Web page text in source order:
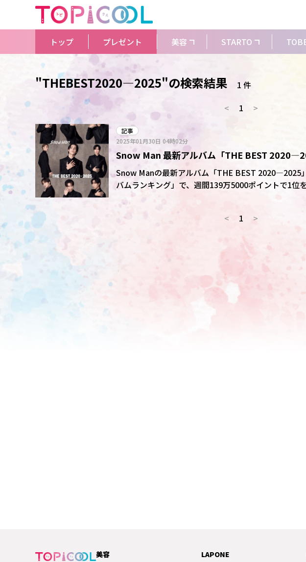
トップ プレゼント 美容 STARTO
"THEBEST2020―2025"の検索結果
1 件
<
1 >
記事
2025年01月30日 04時02分
Snow Man 最新アルバム「THE BEST
録を達成!
Snow Manの最新アルバム「THE BEST 2020―2025
バムランキング」で、週間139万5000ポイントで1位を獲得した。 週間ポイ
24日付けからスタートした同ランキングで歴代最高
初週売上枚数として令和に入ってからの最高記録とな
< 1 >
美容
LAPONE